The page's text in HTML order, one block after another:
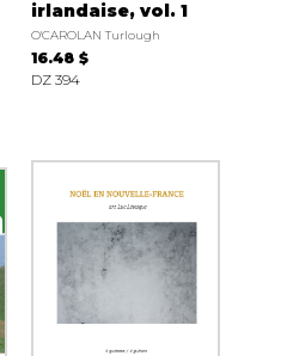
irlandaise, vol. 1
O'CAROLAN Turlough
16.48 $
DZ 394